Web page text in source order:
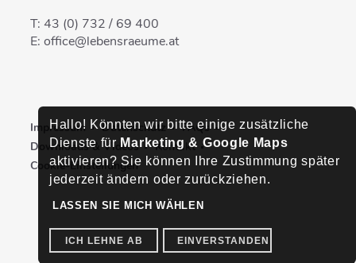
T:43 (0) 732 / 69 400
E:office@lebensraeume.at
Impressum Datenschutz
FAQs
Downloads & Videos
Kontakt
Cookie-Einstellungen
Hallo! Könnten wir bitte einige zusätzliche
Dienste für Marketing & Google Maps
aktivieren? Sie können Ihre Zustimmung später
jederzeit ändern oder zurückziehen.
LASSEN SIE MICH WÄHLEN
ICH LEHNE AB EINVERSTANDEN